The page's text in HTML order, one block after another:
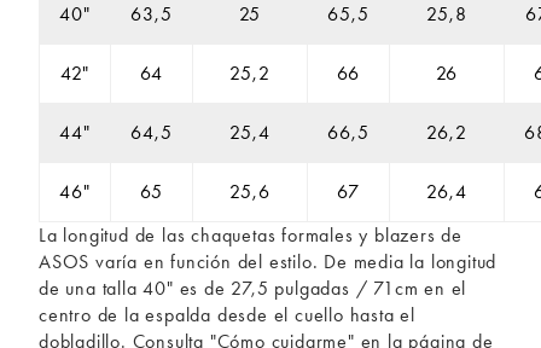
40" 63,5 25 65,5 25,8
42" 64 25,2 66 26
44" 64,5 25,4 66,5 26,2
46" 65 25,6 67 26,4
La longitud de las chaquetas formales y blazers de
ASOS varía en función del estilo. De media la longitud
de una talla 40" es de 27,5 pulgadas / 71cm en el
centro de la espalda desde el cuello hasta el
dobladillo. Consulta "Cómo cuidarme" en la página de